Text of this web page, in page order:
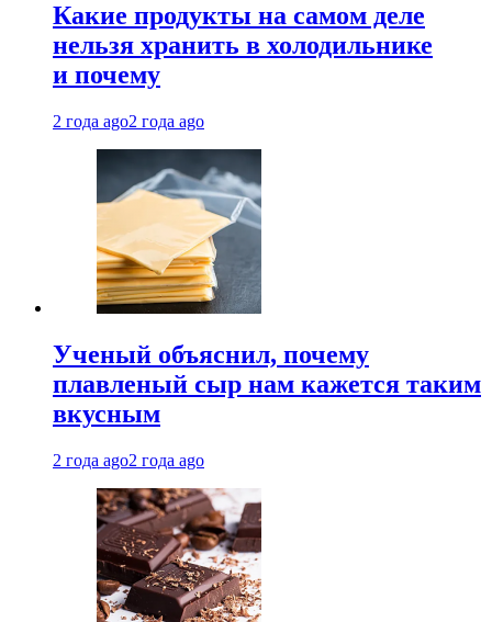
Какие продукты на самом деле
нельзя хранить в холодильнике
и почему
2 года ago2 года ago
Ученый объяснил, почему
плавленый сыр нам кажется таким
вкусным
2 года ago2 года ago